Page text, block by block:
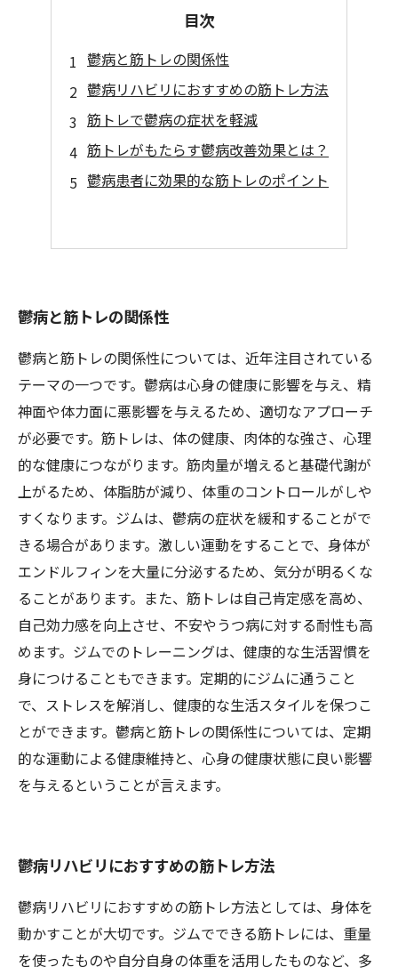
目次
鬱病と筋トレの関係性
鬱病リハビリにおすすめの筋トレ方法
筋トレで鬱病の症状を軽減
筋トレがもたらす鬱病改善効果とは？
鬱病患者に効果的な筋トレのポイント
鬱病と筋トレの関係性
鬱病と筋トレの関係性については、近年注目されている
テーマの一つです。鬱病は心身の健康に影響を与え、精
神面や体力面に悪影響を与えるため、適切なアプローチ
が必要です。筋トレは、体の健康、肉体的な強さ、心理
的な健康につながります。筋肉量が増えると基礎代謝が
上がるため、体脂肪が減り、体重のコントロールがしや
すくなります。ジムは、鬱病の症状を緩和することがで
きる場合があります。激しい運動をすることで、身体が
エンドルフィンを大量に分泌するため、気分が明るくな
ることがあります。また、筋トレは自己肯定感を高め、
自己効力感を向上させ、不安やうつ病に対する耐性も高
めます。ジムでのトレーニングは、健康的な生活習慣を
身につけることもできます。定期的にジムに通うこと
で、ストレスを解消し、健康的な生活スタイルを保つこ
とができます。鬱病と筋トレの関係性については、定期
的な運動による健康維持と、心身の健康状態に良い影響
を与えるということが言えます。
鬱病リハビリにおすすめの筋トレ方法
鬱病リハビリにおすすめの筋トレ方法としては、身体を
動かすことが大切です。ジムでできる筋トレには、重量
を使ったものや自分自身の体重を活用したものなど、多